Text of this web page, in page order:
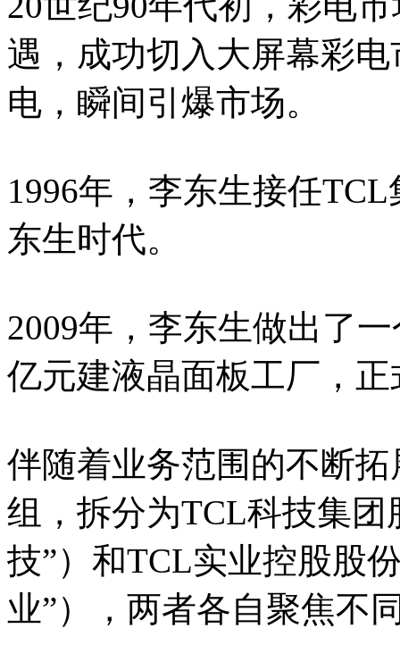
遇，成功切入大屏幕彩
电，瞬间引爆市场。
1996年，李东生接任
东生时代。
2009年，李东生做出了
亿元建液晶面板工厂，
伴随着业务范围的不断
组，拆分为TCL科技集
技”）和TCL实业控股股
业”），两者各自聚焦不